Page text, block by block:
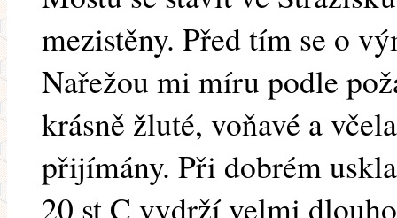
mezistěny. Před tím se o
Nařežou mi míru podle
krásně žluté, voňavé a
přijímány. Při dobrém
20 st C vydrží velmi